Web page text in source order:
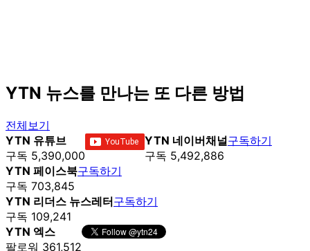
YTN 뉴스를 만나는 또 다른 방법
전체보기
YTN 유튜브
구독 5,390,000
YTN 네이버채널
구독 5,492,886
구독하기
YTN 페이스북
구독 703,845
구독하기
YTN 리더스 뉴스레터
구독 109,241
구독하기
YTN 엑스
팔로워 361,512